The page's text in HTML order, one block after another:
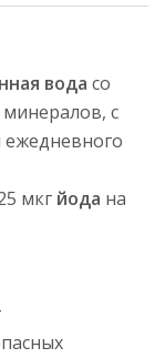
вода со
с
ежедневного
мкг йода на